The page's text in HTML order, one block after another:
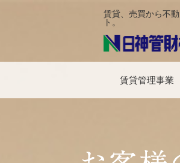
賃貸、売買から不
ト。
賃貸管理事業